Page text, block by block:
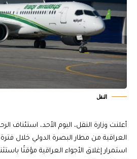
النقل
أعلنت وزارة النقل، اليوم الأحد، استئناف
العراقية من مطار البصرة الدولي خلال
استمرار إغلاق الأجواء العراقية مؤقتًا